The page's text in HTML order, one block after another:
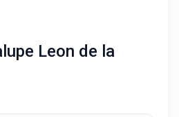
Leon de la